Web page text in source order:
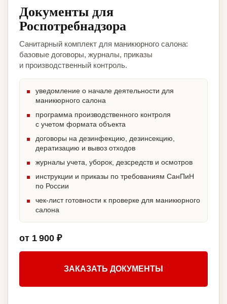
Документы для
Роспотребнадзора
Санитарный комплект для маникюрного салона:
базовые договоры, журналы, приказы
и производственный контроль.
уведомление о начале деятельности для
маникюрного салона
программа производственного контроля
с учетом формата объекта
договоры на дезинфекцию, дезинсекцию,
дератизацию и вывоз отходов
журналы учета, уборок, дезсредств и осмотров
инструкции и приказы по требованиям СанПиН
по России
чек-лист готовности к проверке для маникюрного
салона
от 1 900 ₽
ЗАКАЗАТЬ ДОКУМЕНТЫ